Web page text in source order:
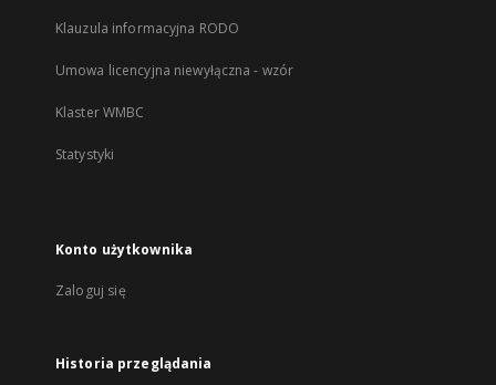
Klauzula informacyjna RODO
Umowa licencyjna niewyłączna - wzór
Klaster WMBC
Statystyki
Konto użytkownika
Zaloguj się
Historia przeglądania